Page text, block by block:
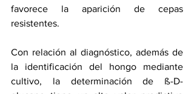
favorece la aparición de cepas
resistentes.
Con relación al diagnóstico, además de
la identificación del hongo mediante
cultivo, la determinación de ß-D-